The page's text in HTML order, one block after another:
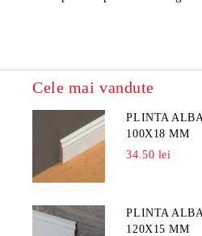
Cele mai vandute
PLINTA
100X18 MM
34.50 lei
PLINTA
120X15 MM